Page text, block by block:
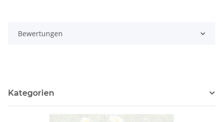
Bewertungen
Kategorien